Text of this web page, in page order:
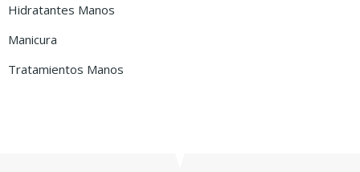
Hidratantes Manos
Manicura
Tratamientos Manos